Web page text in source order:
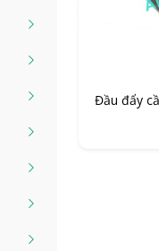
Đầu đẩy